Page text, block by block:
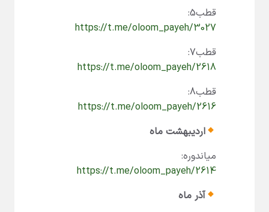
قطب5:
https://t.me/oloom_payeh/3027
قطب7:
https://t.me/oloom_payeh/2618
قطب8:
https://t.me/oloom_payeh/2616
اردیبهشت ماه
میاندوره:
https://t.me/oloom_payeh/2614
آذر ماه